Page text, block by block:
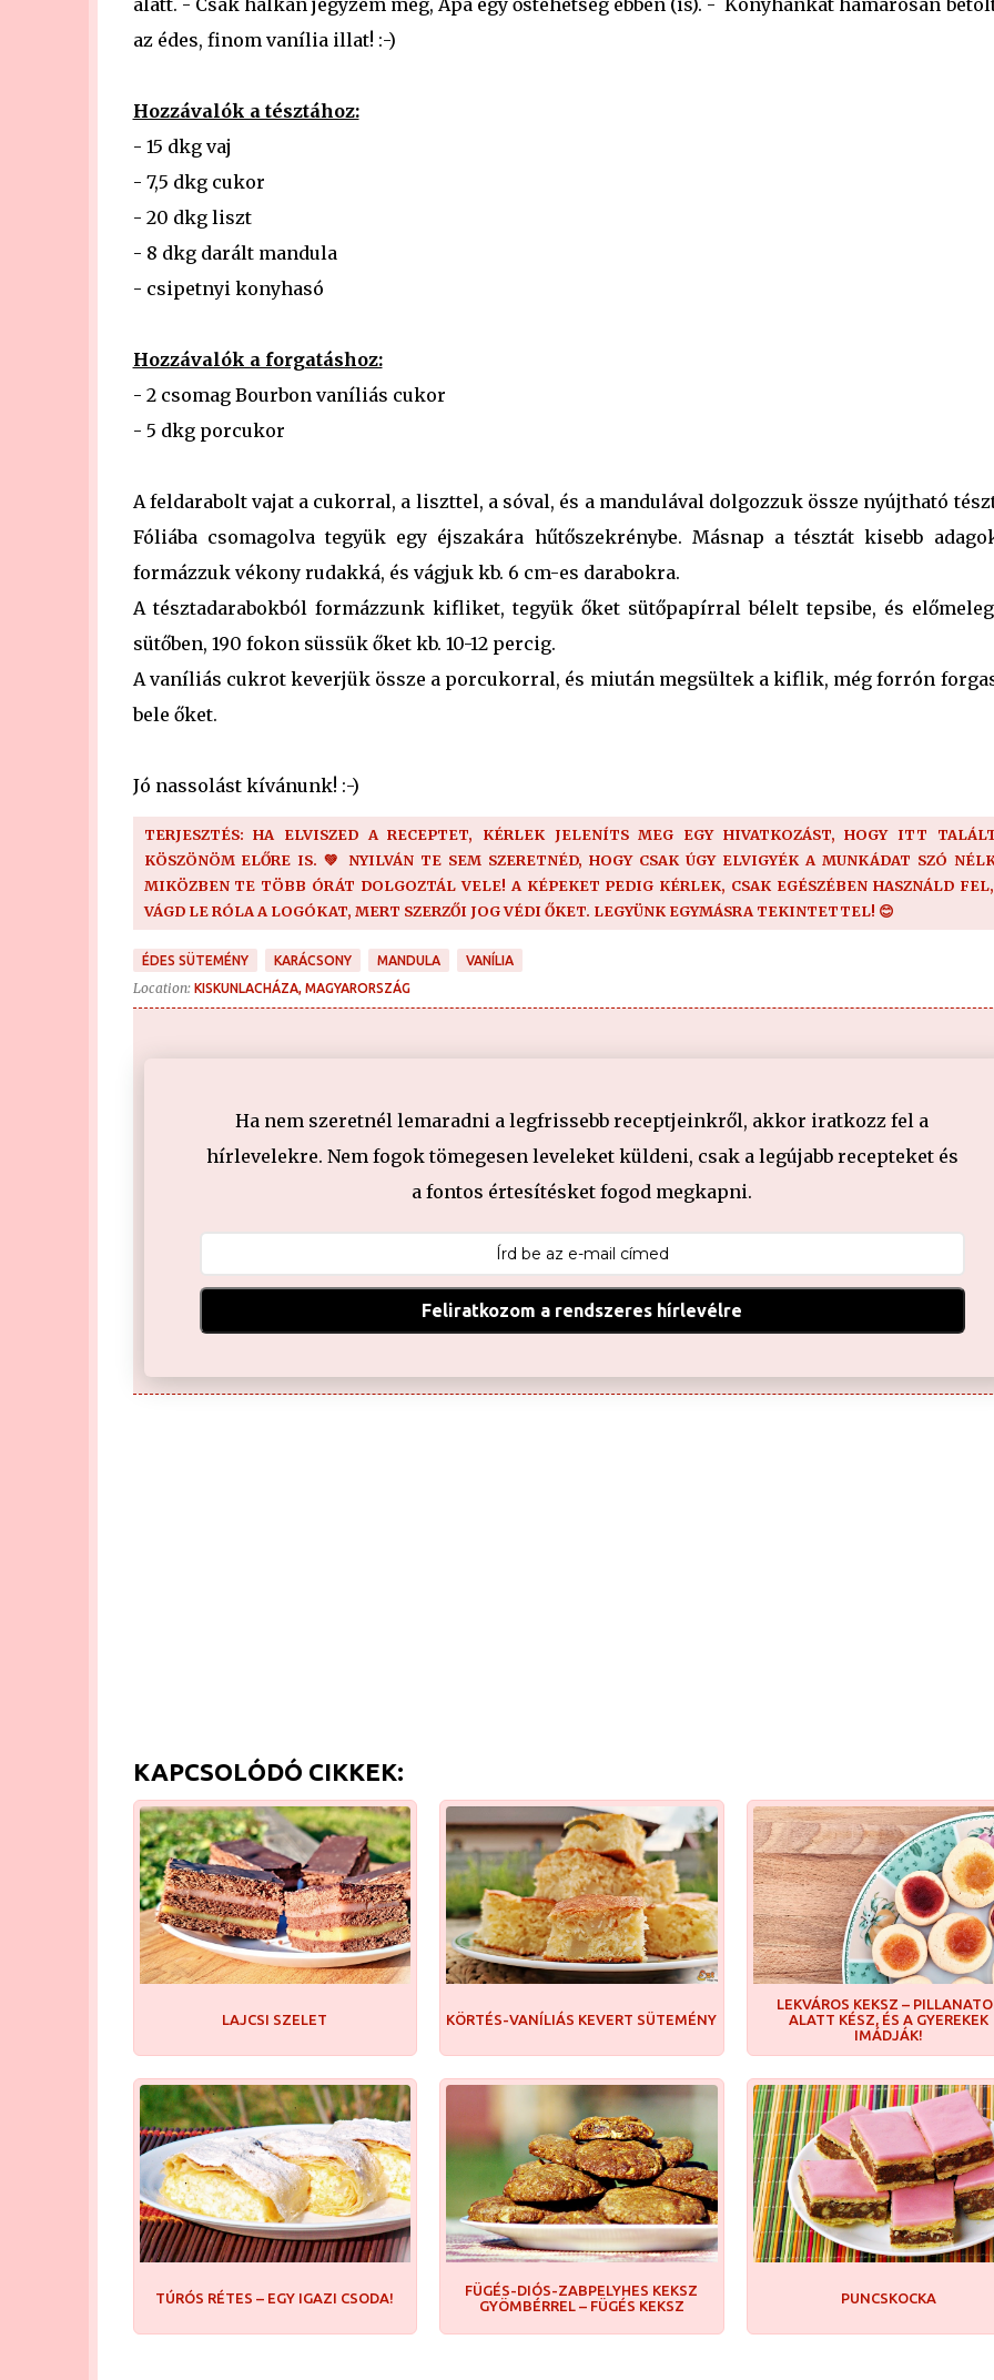
az édes, finom vanília illat! :-)
Hozzávalók a tésztához:
- 15 dkg vaj
- 7,5 dkg cukor
- 20 dkg liszt
- 8 dkg darált mandula
- csipetnyi konyhasó
Hozzávalók a forgatáshoz:
- 2 csomag Bourbon vaníliás cukor
- 5 dkg porcukor
A feldarabolt vajat a cukorral, a liszttel, a sóval, és a mandulával dolgozzuk össze nyújtható
Fóliába csomagolva tegyük egy éjszakára hűtőszekrénybe. Másnap a tésztát kisebb
formázzuk vékony rudakká, és vágjuk kb. 6 cm-es darabokra.
A tésztadarabokból formázzunk kifliket, tegyük őket sütőpapírral bélelt tepsibe, és
sütőben, 190 fokon süssük őket kb. 10-12 percig.
A vaníliás cukrot keverjük össze a porcukorral, és miután megsültek a kiflik, még forrón
bele őket.
Jó nassolást kívánunk! :-)
TERJESZTÉS: HA ELVISZED A RECEPTET, KÉRLEK JELENÍTS MEG EGY HIVATKOZÁST, HOGY ITT
KÖSZÖNÖM ELŐRE IS. 💚 NYILVÁN TE SEM SZERETNÉD, HOGY CSAK ÚGY ELVIGYÉK A MUNKÁDAT SZÓ
MIKÖZBEN TE TÖBB ÓRÁT DOLGOZTÁL VELE! A KÉPEKET PEDIG KÉRLEK, CSAK EGÉSZÉBEN HASZNÁLD
VÁGD LE RÓLA A LOGÓKAT, MERT SZERZŐI JOG VÉDI ŐKET. LEGYÜNK EGYMÁSRA TEKINTETTEL! 😊
ÉDES SÜTEMÉNY KARÁCSONY MANDULA VANÍLIA
Location: KISKUNLACHÁZA, MAGYARORSZÁG
Ha nem szeretnél lemaradni a legfrissebb receptjeinkről, akkor iratkozz fel a
hírlevelekre. Nem fogok tömegesen leveleket küldeni, csak a legújabb recepteket és
a fontos értesítésket fogod megkapni.
Feliratkozom a rendszeres hírlevélre
KAPCSOLÓDÓ CIKKEK:
LAJCSI SZELET KÖRTÉS-VANÍLIÁS KEVERT SÜTEMÉNY
LEKVÁROS KEKSZ –
ALATT KÉSZ, ÉS A GYEREKEK
IMÁDJÁK!
TÚRÓS RÉTES – EGY IGAZI CSODA!
FÜGÉS-DIÓS-ZABPELYHES KEKSZ
GYÖMBÉRREL – FÜGÉS KEKSZ
PUNCSKOCKA